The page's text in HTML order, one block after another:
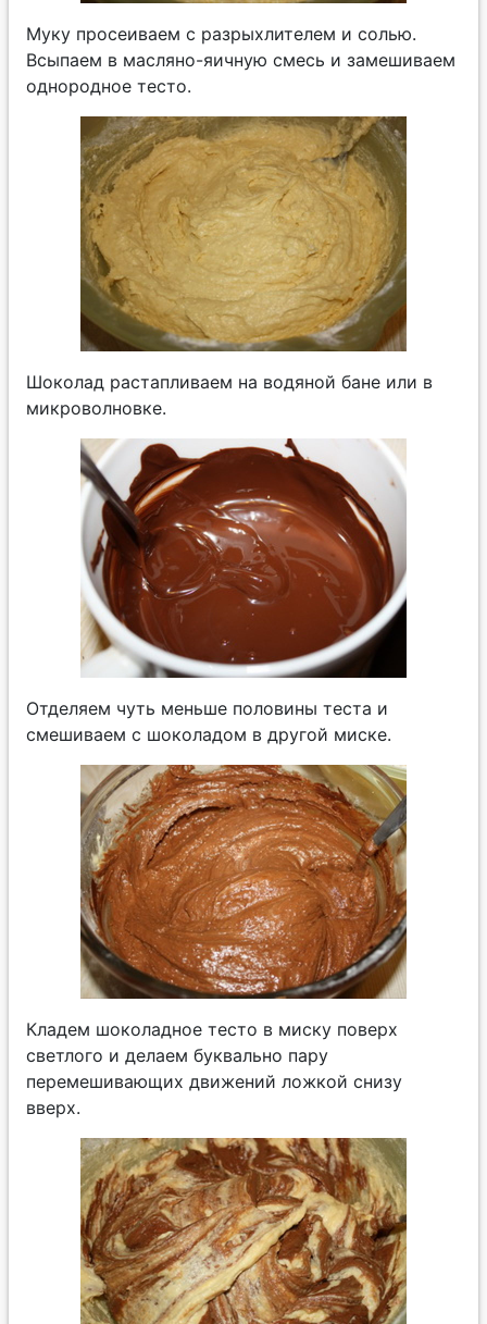
Муку просеиваем с разрыхлителем и солью.
Всыпаем в масляно-яичную смесь и замешиваем
однородное тесто.
Шоколад растапливаем на водяной бане или в
микроволновке.
Отделяем чуть меньше половины теста и
смешиваем с шоколадом в другой миске.
Кладем шоколадное тесто в миску поверх
светлого и делаем буквально пару
перемешивающих движений ложкой снизу
вверх.